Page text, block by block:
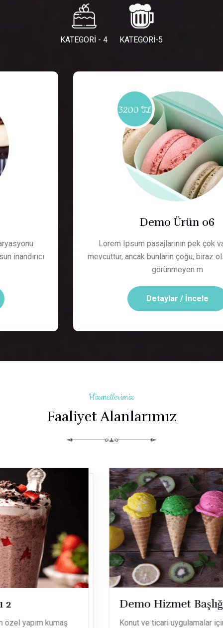
KATEGORİ - 4 KATEGORİ-5
Demo Ürün 06
Lorem Ipsum pasajlarının pek çok varyasyonu
mevcuttur, ancak bunların çoğu, biraz olsun inandırıcı
Detaylar / İncele
Hizmetlerimiz
Faaliyet Alanlarımız
Demo Hizmet Başlığı 4
Konut ve ticari uygulamalar için özel yapım kumaş